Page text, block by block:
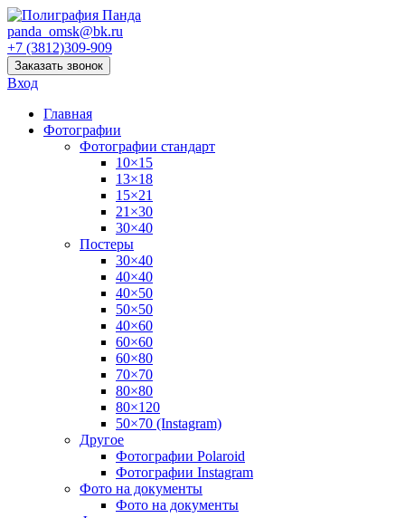
panda_omsk@bk.ru
+7 (3812)309-909
Заказать звонок
Вход
Главная
Фотографии
Фотографии стандарт
10×15
13×18
15×21
21×30
30×40
Постеры
30×40
40×40
40×50
50×50
40×60
60×60
60×80
70×70
80×80
80×120
50×70 (Instagram)
Другое
Фотографии Polaroid
Фотографии Instagram
Фото на документы
Фото на документы